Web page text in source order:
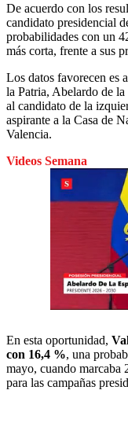
De acuerdo con los
candidato presidencial
probabilidades con un
más corta, frente a sus
Los datos favorecen es
la Patria, Abelardo de
al candidato de la
aspirante a la Casa de
Valencia.
Videos Semana
En esta oportunidad,
con 16,4 %, una
mayo, cuando marcaba
para las campañas